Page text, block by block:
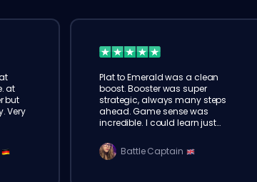
at
but
Very
Plat to Emerald was a clean
boost. Booster was super
strategic, always many steps
ahead. Game sense was
incredible. I could learn just
Recommend!
Battle Captain